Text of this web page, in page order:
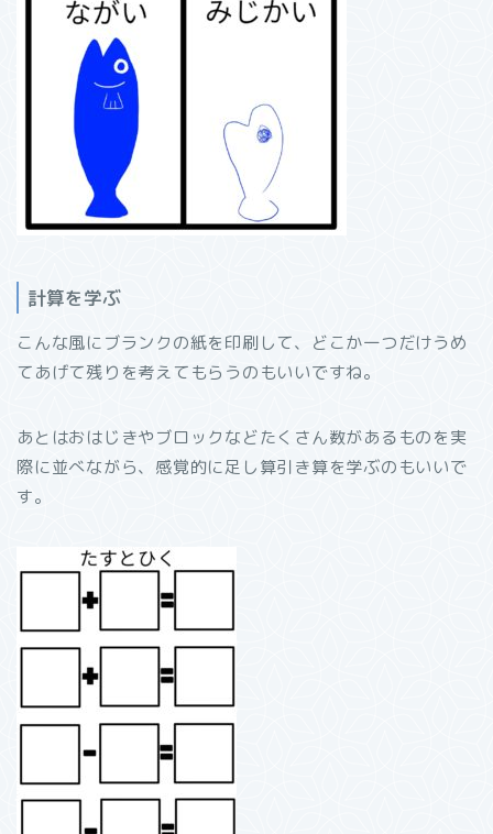
計算を学ぶ
こんな風にブランクの紙を印刷して、どこか一つだけうめ
てあげて残りを考えてもらうのもいいですね。
あとはおはじきやブロックなどたくさん数があるものを実
際に並べながら、感覚的に足し算引き算を学ぶのもいいで
す。